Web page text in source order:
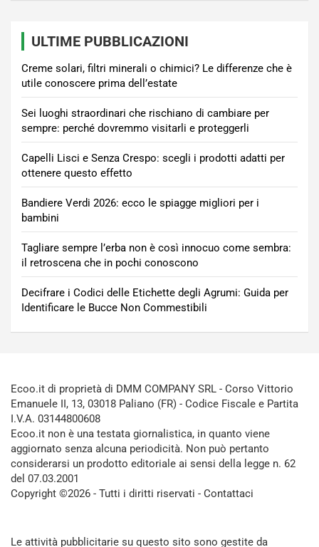
ULTIME PUBBLICAZIONI
Creme solari, filtri minerali o chimici? Le differenze che è
utile conoscere prima dell’estate
Sei luoghi straordinari che rischiano di cambiare per
sempre: perché dovremmo visitarli e proteggerli
Capelli Lisci e Senza Crespo: scegli i prodotti adatti per
ottenere questo effetto
Bandiere Verdi 2026: ecco le spiagge migliori per i
bambini
Tagliare sempre l’erba non è così innocuo come sembra:
il retroscena che in pochi conoscono
Decifrare i Codici delle Etichette degli Agrumi: Guida per
Identificare le Bucce Non Commestibili
Ecoo.it di proprietà di DMM COMPANY SRL - Corso Vittorio
Emanuele II, 13, 03018 Paliano (FR) - Codice Fiscale e Partita
I.V.A. 03144800608
Ecoo.it non è una testata giornalistica, in quanto viene
aggiornato senza alcuna periodicità. Non può pertanto
considerarsi un prodotto editoriale ai sensi della legge n. 62
del 07.03.2001
Copyright ©2026 - Tutti i diritti riservati - Contattaci
Le attività pubblicitarie su questo sito sono gestite da